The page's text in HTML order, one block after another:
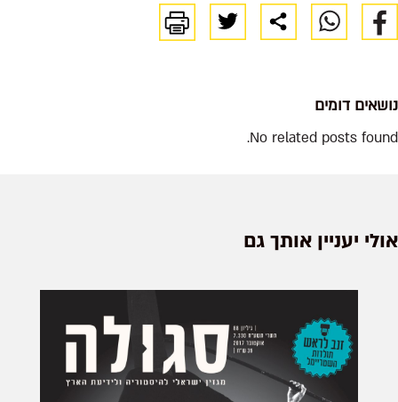
נושאים דומים
No related posts found.
אולי יעניין אותך גם